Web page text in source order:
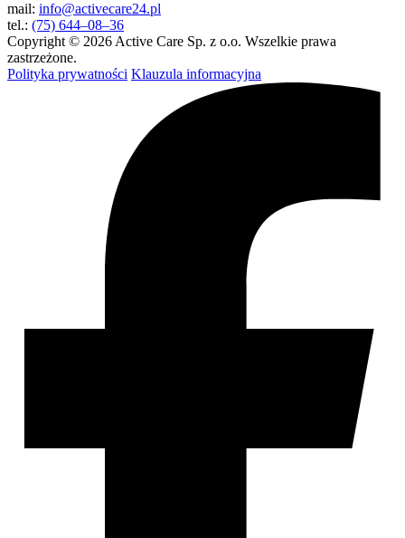
mail: info@activecare24.pl
tel.: (75) 644–08–36
Copyright © 2026 Active Care Sp. z o.o. Wszelkie prawa
zastrzeżone.
Polityka prywatności Klauzula informacyjna